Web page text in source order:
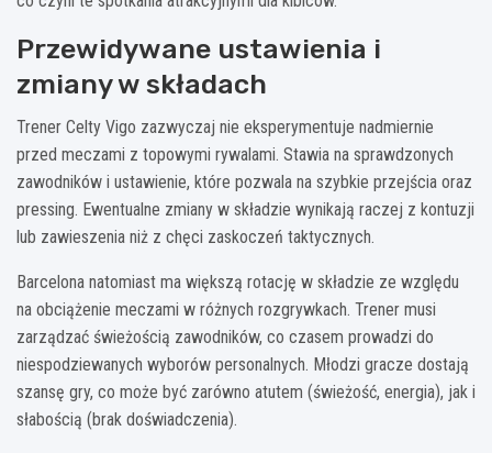
Przewidywane ustawienia i
zmiany w składach
Trener Celty Vigo zazwyczaj nie eksperymentuje nadmiernie
przed meczami z topowymi rywalami. Stawia na sprawdzonych
zawodników i ustawienie, które pozwala na szybkie przejścia oraz
pressing. Ewentualne zmiany w składzie wynikają raczej z kontuzji
lub zawieszenia niż z chęci zaskoczeń taktycznych.
Barcelona natomiast ma większą rotację w składzie ze względu
na obciążenie meczami w różnych rozgrywkach. Trener musi
zarządzać świeżością zawodników, co czasem prowadzi do
niespodziewanych wyborów personalnych. Młodzi gracze dostają
szansę gry, co może być zarówno atutem (świeżość, energia), jak i
słabością (brak doświadczenia).